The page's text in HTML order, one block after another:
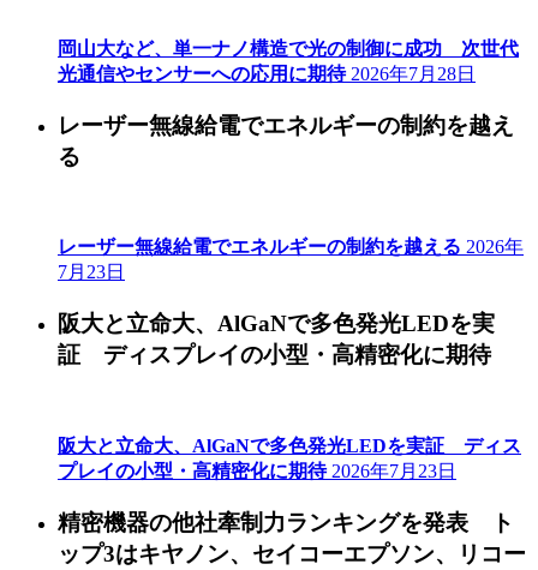
岡山大など、単一ナノ構造で光の制御に成功 次世代
光通信やセンサーへの応用に期待 2026年7月28日
レーザー無線給電でエネルギーの制約を越え
る
レーザー無線給電でエネルギーの制約を越える 2026年
7月23日
阪大と立命大、AlGaNで多色発光LEDを実
証 ディスプレイの小型・高精密化に期待
阪大と立命大、AlGaNで多色発光LEDを実証 ディス
プレイの小型・高精密化に期待 2026年7月23日
精密機器の他社牽制力ランキングを発表 ト
ップ3はキヤノン、セイコーエプソン、リコー